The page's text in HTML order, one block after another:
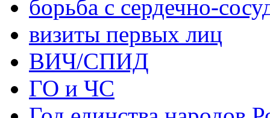
борьба с сердечно-
визиты первых лиц
ВИЧ/СПИД
ГО и ЧС